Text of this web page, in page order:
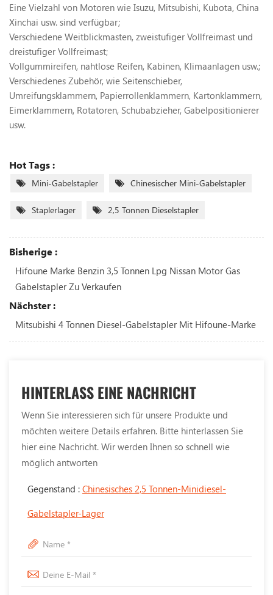
Eine Vielzahl von Motoren wie Isuzu, Mitsubishi, Kubota, China
Xinchai usw. sind verfügbar;
Verschiedene Weitblickmasten, zweistufiger Vollfreimast und
dreistufiger Vollfreimast;
Vollgummireifen, nahtlose Reifen, Kabinen, Klimaanlagen usw.;
Verschiedenes Zubehör, wie Seitenschieber,
Umreifungsklammern, Papierrollenklammern, Kartonklammern,
Eimerklammern, Rotatoren, Schubabzieher, Gabelpositionierer
usw.
Hot Tags :
Mini-Gabelstapler Chinesischer Mini-Gabelstapler
Staplerlager 2,5 Tonnen Dieselstapler
Bisherige :
Hifoune Marke Benzin 3,5 Tonnen Lpg Nissan Motor Gas
Gabelstapler Zu Verkaufen
Nächster :
Mitsubishi 4 Tonnen Diesel-Gabelstapler Mit Hifoune-Marke
HINTERLASS EINE NACHRICHT
Wenn Sie interessieren sich für unsere Produkte und
möchten weitere Details erfahren. Bitte hinterlassen Sie
hier eine Nachricht. Wir werden Ihnen so schnell wie
möglich antworten
Gegenstand : Chinesisches 2,5 Tonnen-Minidiesel-
Gabelstapler-Lager